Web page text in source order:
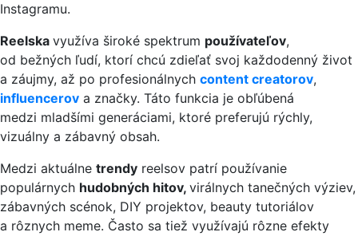
Instagramu.
Reelska využíva široké spektrum používateľov,
od bežných ľudí, ktorí chcú zdieľať svoj každodenný život
a záujmy, až po profesionálnych content creatorov,
influencerov a značky. Táto funkcia je obľúbená
medzi mladšími generáciami, ktoré preferujú rýchly,
vizuálny a zábavný obsah.
Medzi aktuálne trendy reelsov patrí používanie
populárnych hudobných hitov, virálnych tanečných výziev,
zábavných scénok, DIY projektov, beauty tutoriálov
a rôznych meme. Často sa tiež využívajú rôzne efekty